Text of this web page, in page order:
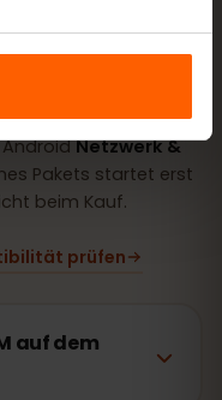
in Katar an
Einstellungen →
AndroidNetzwerk &
Pakets startet erst
beim Kauf.
prüfen
auf dem